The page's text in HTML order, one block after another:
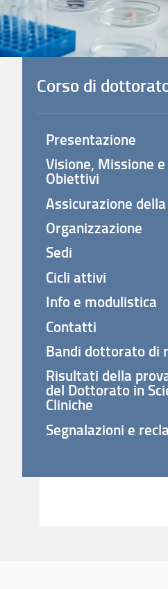
Corso di
Presentazione
Visione, Missione e
Obiettivi
Assicurazione
Organizzazione
Sedi
Cicli attivi
Info e modulistica
Contatti
Bandi dottorato di
Risultati della
del Dottorato in
Cliniche
Segnalazioni e